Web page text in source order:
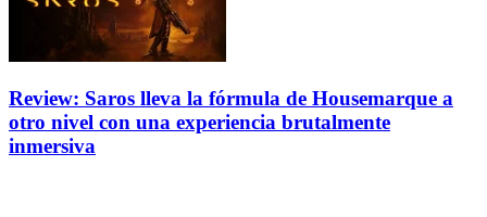
Review: Saros lleva la fórmula de Housemarque a
otro nivel con una experiencia brutalmente
inmersiva